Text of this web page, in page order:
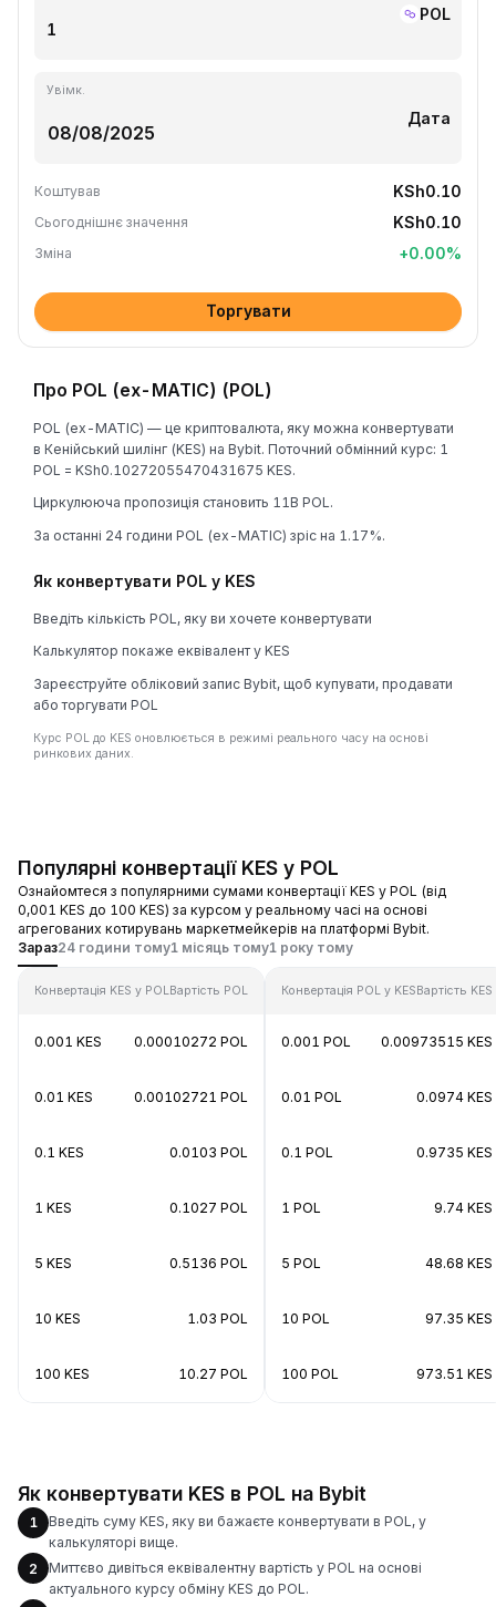
POL
Увімк.
Дата
Коштував KSh0.10
Сьогоднішнє значення KSh0.10
Зміна +0.00%
Торгувати
Про POL (ex-MATIC) (POL)
POL (ex-MATIC) — це криптовалюта, яку можна конвертувати
в Кенійський шилінг (KES) на Bybit. Поточний обмінний курс: 1
POL = KSh0.10272055470431675 KES.
Циркулююча пропозиція становить 11B POL.
За останні 24 години POL (ex-MATIC) зріс на 1.17%.
Як конвертувати POL у KES
Введіть кількість POL, яку ви хочете конвертувати
Калькулятор покаже еквівалент у KES
Зареєструйте обліковий запис Bybit, щоб купувати, продавати
або торгувати POL
Курс POL до KES оновлюється в режимі реального часу на основі
ринкових даних.
Популярні конвертації KES у POL
Ознайомтеся з популярними сумами конвертації KES у POL (від
0,001 KES до 100 KES) за курсом у реальному часі на основі
агрегованих котирувань маркетмейкерів на платформі Bybit.
Зараз24 години тому1 місяць тому1 року тому
Конвертація KES у POL Вартість POL
0.001 KES 0.00010272 POL
0.01 KES 0.00102721 POL
0.1 KES 0.0103 POL
1 KES 0.1027 POL
5 KES 0.5136 POL
10 KES 1.03 POL
100 KES 10.27 POL
Конвертація POL у KESВартість KES
0.001 POL 0.00973515 KES
0.01 POL 0.0974 KES
0.1 POL 0.9735 KES
1 POL 9.74 KES
5 POL 48.68 KES
10 POL 97.35 KES
100 POL 973.51 KES
Як конвертувати KES в POL на Bybit
1
Введіть суму KES, яку ви бажаєте конвертувати в POL, у
калькуляторі вище.
2
Миттєво дивіться еквівалентну вартість у POL на основі
актуального курсу обміну KES до POL.